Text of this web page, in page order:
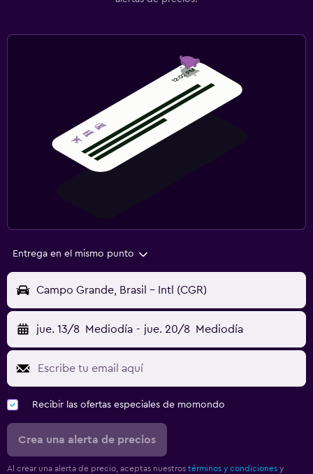
Entrega en el mismo punto
Campo Grande, Brasil - Intl (CGR)
jue. 13/8 Mediodía - jue. 20/8 Mediodía
Recibir las ofertas especiales de momondo
Crea una alerta de precios
Al crear una alerta de precio, aceptas nuestros términos y condiciones y